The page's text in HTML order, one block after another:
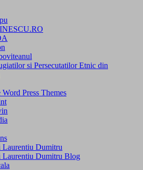
si Persecutatilor Etnic din
Press Themes
Dumitru
Laurentiu Dumitru Blog